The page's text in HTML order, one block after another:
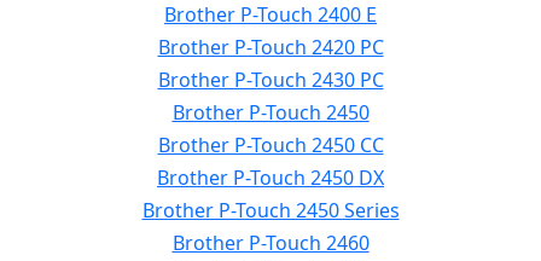
Brother P-Touch 2400 E
Brother P-Touch 2420 PC
Brother P-Touch 2430 PC
Brother P-Touch 2450
Brother P-Touch 2450 CC
Brother P-Touch 2450 DX
Brother P-Touch 2450 Series
Brother P-Touch 2460